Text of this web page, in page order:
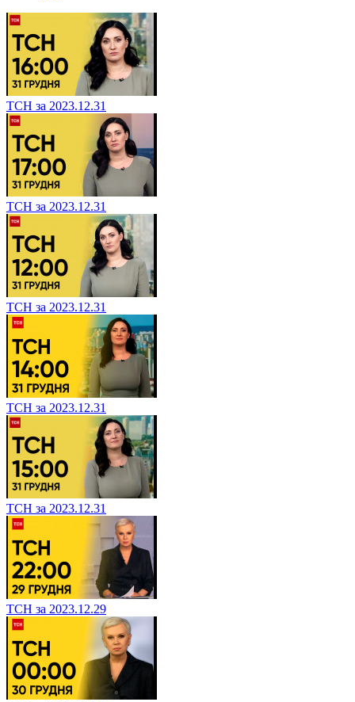
ТСН за 2023.12.31
ТСН за 2023.12.31
ТСН за 2023.12.31
ТСН за 2023.12.31
ТСН за 2023.12.31
ТСН за 2023.12.29